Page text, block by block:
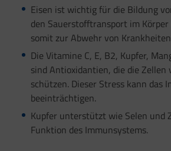
Eisen ist wichtig für die Bildung
den Sauerstofftransport im
somit zur Abwehr von
Die Vitamine C, E, B2, Kupfer,
sind Antioxidantien, die die Zellen
schützen. Dieser Stress kann das
beeinträchtigen.
Kupfer unterstützt wie Selen und
Funktion des Immunsystems.